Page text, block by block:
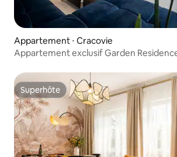
Appartement ⋅ Cracovie
Appartement exclusif Garden
Superhôte
Superhôte